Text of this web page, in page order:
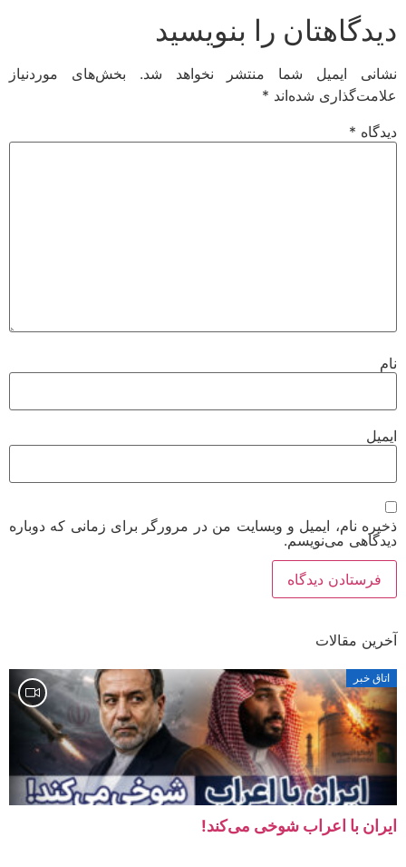
را بنویسید
ایمیل شما منتشر نخواهد شد.
بخش‌های موردنیاز
شده‌اند*
*
نام، ایمیل و وبسایت من در مرورگر برای زمانی که دوباره
می‌نویسم.
مقالات
خبر
با اعراب شوخی می‌کند!